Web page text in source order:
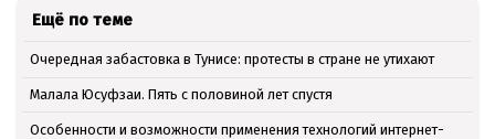
Ещё по теме
Очередная забастовка в Тунисе: протесты в стране не утихают
Малала Юсуфзаи. Пять с половиной лет спустя
Особенности и возможности применения технологий интернет-